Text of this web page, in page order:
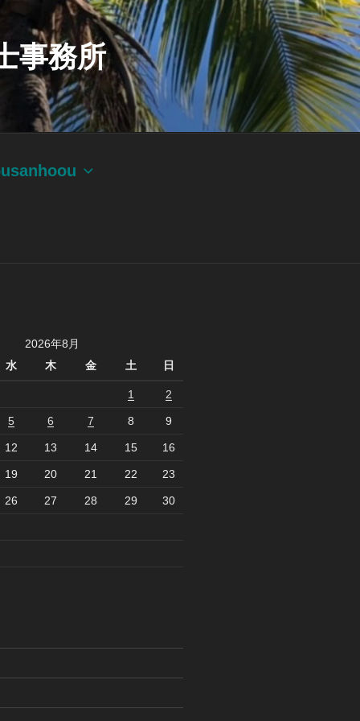
事務所
2026年8月
水
木 金 土 日
1 2
5 6 7 8 9
12 13 14 15 16
19 20 21 22 23
26 27 28 29 30